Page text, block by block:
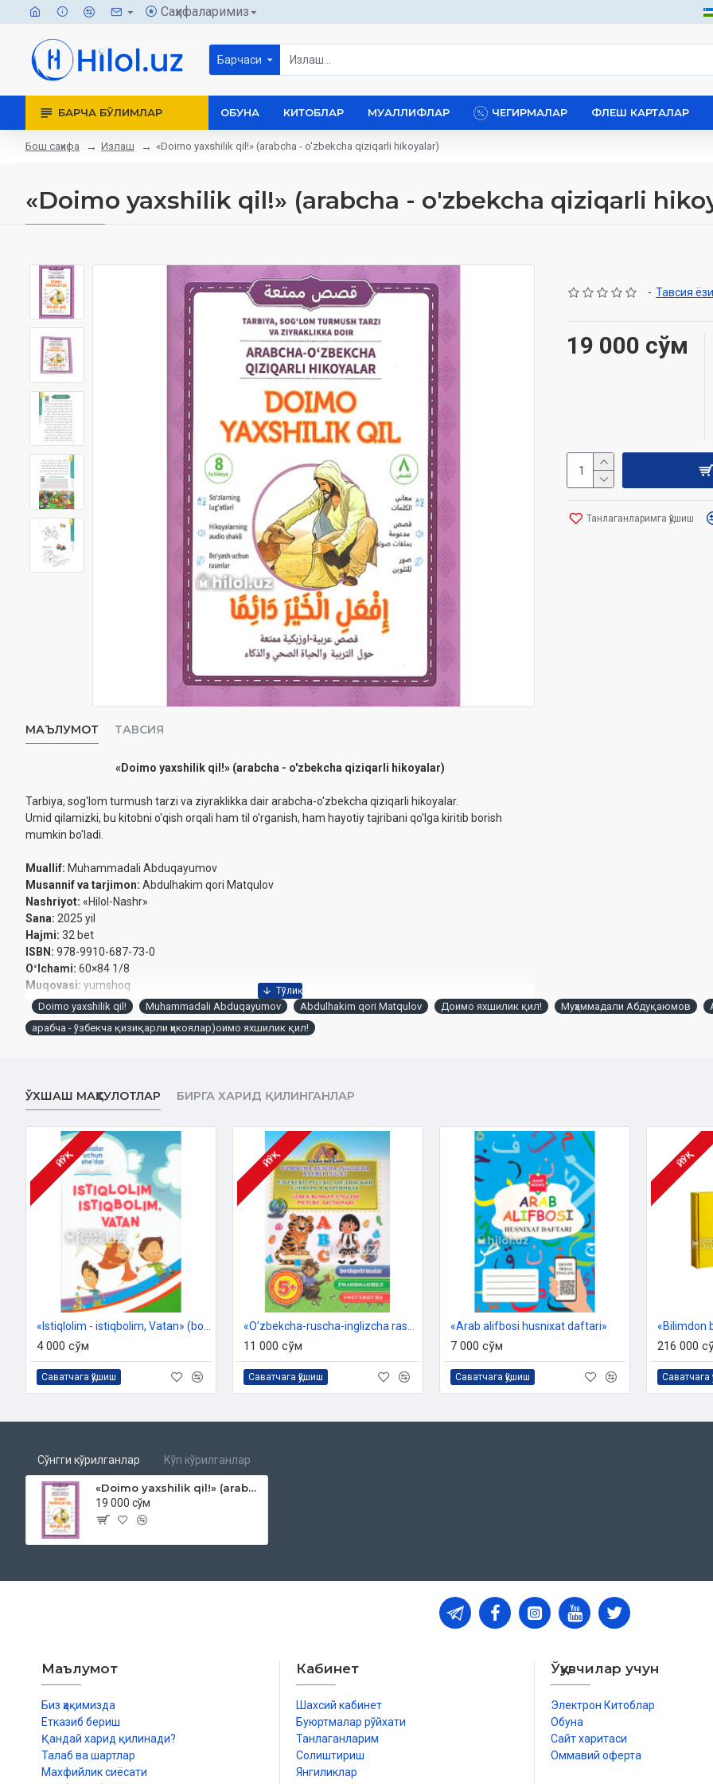
Саҳифаларимиз
Барчаси
БАРЧА БЎЛИМЛАР ОБУНА КИТОБЛАР МУАЛЛИФЛАР ЧЕГИРМАЛАР ФЛЕШ КАРТАЛАР
Бош саҳифа Излаш «Doimo yaxshilik qil!» (arabcha - o'zbekcha qiziqarli hikoyalar)
«Doimo yaxshilik qil!» (arabcha - o'zbekcha qiziqarli
МАЪЛУМОТ ТАВСИЯ
«Doimo yaxshilik qil!» (arabcha - o'zbekcha qiziqarli hikoyalar)
Tarbiya, sog'lom turmush tarzi va ziyraklikka dair arabcha-o'zbekcha qiziqarli hikoyalar.
Umid qilamizki, bu kitobni o'qish orqali ham til o'rganish, ham hayotiy tajribani qo'lga kiritib borish
mumkin bo'ladi.
Muallif: Muhammadali Abduqayumov
Musannif va tarjimon: Abdulhakim qori Matqulov
Nashriyot: «Hilol-Nashr»
Sana: 2025 yil
Hajmi: 32 bet
ISBN: 978-9910-687-73-0
Oʻlchami: 60×84 1/8
Muqovasi: yumshoq
Mazkur qo'llanma O'zbekiston Respublikasi Din ishlari bo'yicha qo'mitasining 2025-yil 16-
yanvardagi 02-07/266 sonli xulosasiga ko'ra diniy mazmundagi materiallar turkumiga kirmaydi.
مُقَدِّمَةٌ - Muqaddima
دِيكٌ ذَكِيٌّ فِي الْمَزْرَعَةِ - Ekinzordagi aqlli xo'roz
إِسْتَمِعُ النَّصِيحَةَ - Nasihatga quloq sol!
إِفْعَلِ الْخَيْرُ دَائِمًا - Doimo yaxshilik qil!
أَصْدِقَاءُ النَّحْلِ - Asalarining do'stlari
الأَسَدُ الْمَلِكُ - Podshoh sher
قُنْقُذْ تَحْتَ التَّمْرِينِ - Mashg'ulotdagi kiri
دَوْرِي فِي الحَيَاةِ - Sog'in sigir
مَحْمُودٌ وَالرَّجُلُ الْعَجُوزُ - Mahmud va qariya
Bo'yash uchun rasmlar
- Тавсия
19 000 сўм
Танлаганларимга қўшиш
Doimo yaxshilik qil! Muhammadali Abduqayumov Abdulhakim qori Matqulov Доимо яхшилик қил! Муҳаммадали Абдуқаюмов
арабча - ўзбекча қизиқарли ҳикоялар)оимо яхшилик қил!
ЎХШАШ МАҲСУЛОТЛАР БИРГА ХАРИД ҚИЛИНГАНЛАР
ЙЎҚ
4 000 сўм
Саватчага қўшиш
ЙЎҚ
11 000 сўм
Саватчага қўшиш
«Arab alifbosi husnixat daftari»
7 000 сўм
Саватчага қўшиш
ЙЎҚ
216 000
Саватчага
Сўнгги кўрилганлар Кўп кўрилганлар
«Doimo yaxshilik qil!» (arabcha - o'zbekcha qiziqarli hikoyalar)
19 000 сўм
Маълумот
Биз ҳақимизда
Етказиб бериш
Қандай харид қилинади?
Талаб ва шартлар
Махфийлик сиёсати
Кабинет
Шахсий кабинет
Буюртмалар рўйхати
Танлаганларим
Солиштириш
Янгиликлар
Ўқувчилар учун
Электрон Китоблар
Обуна
Сайт харитаси
Оммавий оферта